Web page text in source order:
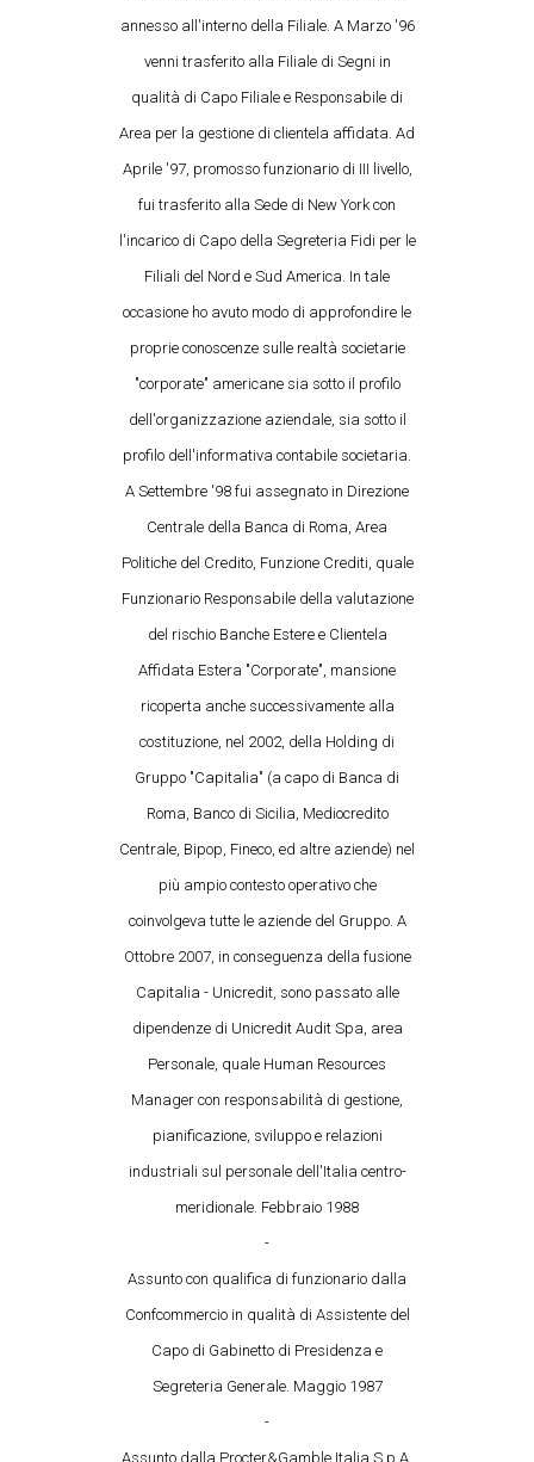
annesso all'interno della Filiale. A Marzo '96
venni trasferito alla Filiale di Segni in
qualità di Capo Filiale e Responsabile di
Area per la gestione di clientela affidata. Ad
Aprile '97, promosso funzionario di III livello,
fui trasferito alla Sede di New York con
l'incarico di Capo della Segreteria Fidi per le
Filiali del Nord e Sud America. In tale
occasione ho avuto modo di approfondire le
proprie conoscenze sulle realtà societarie
"corporate" americane sia sotto il profilo
dell'organizzazione aziendale, sia sotto il
profilo dell'informativa contabile societaria.
A Settembre '98 fui assegnato in Direzione
Centrale della Banca di Roma, Area
Politiche del Credito, Funzione Crediti, quale
Funzionario Responsabile della valutazione
del rischio Banche Estere e Clientela
Affidata Estera "Corporate", mansione
ricoperta anche successivamente alla
costituzione, nel 2002, della Holding di
Gruppo "Capitalia" (a capo di Banca di
Roma, Banco di Sicilia, Mediocredito
Centrale, Bipop, Fineco, ed altre aziende) nel
più ampio contesto operativo che
coinvolgeva tutte le aziende del Gruppo. A
Ottobre 2007, in conseguenza della fusione
Capitalia - Unicredit, sono passato alle
dipendenze di Unicredit Audit Spa, area
Personale, quale Human Resources
Manager con responsabilità di gestione,
pianificazione, sviluppo e relazioni
industriali sul personale dell'Italia centro-
meridionale. Febbraio 1988
-
Assunto con qualifica di funzionario dalla
Confcommercio in qualità di Assistente del
Capo di Gabinetto di Presidenza e
Segreteria Generale. Maggio 1987
-
Assunto dalla Procter&Gamble Italia S.p.A.